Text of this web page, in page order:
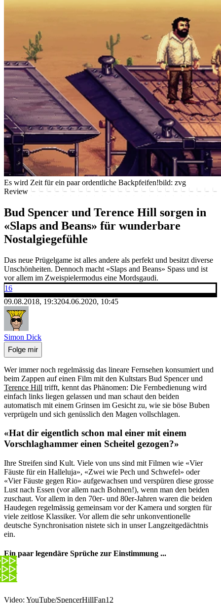
Es wird Zeit für ein paar ordentliche Backpfeifen!bild: zvg
Review
Bud Spencer und Terence Hill sorgen in
«Slaps and Beans» für wunderbare
Nostalgiegefühle
Das neue Prügelgame ist alles andere als perfekt und besitzt diverse
Unschönheiten. Dennoch macht «Slaps and Beans» Spass und ist
vor allem im Zweispielermodus eine Mordsgaudi.
16
09.08.2018, 19:3204.06.2020, 10:45
Simon Dick
Folge mir
Wer immer noch regelmässig das lineare Fernsehen konsumiert und
beim Zappen auf einen Film mit den Kultstars Bud Spencer und
Terence Hill trifft, kennt das Phänomen: Die Fernbedienung wird
einfach links liegen gelassen und man schaut den beiden
automatisch mit einem Grinsen im Gesicht zu, wie sie böse Buben
verprügeln und sich genüsslich den Magen vollschlagen.
«Hat dir eigentlich schon mal einer mit einem
Vorschlaghammer einen Scheitel gezogen?»
Ihre Streifen sind Kult. Viele von uns sind mit Filmen wie «Vier
Fäuste für ein Halleluja», «Zwei wie Pech und Schwefel» oder
«Vier Fäuste gegen Rio» aufgewachsen und verspüren diese grosse
Lust nach Essen (vor allem nach Bohnen!), wenn man den beiden
zuschaut. Vor allem in den 70er- und 80er-Jahren waren die beiden
Haudegen regelmässig gemeinsam vor der Kamera und sorgten für
viele zeitlose Klassiker. Vor allem die sehr unkonventionelle
deutsche Synchronisation nistete sich in unser Langzeitgedächtnis
ein.
Ein paar legendäre Sprüche zur Einstimmung ...
Video: YouTube/SpencerHillFan12